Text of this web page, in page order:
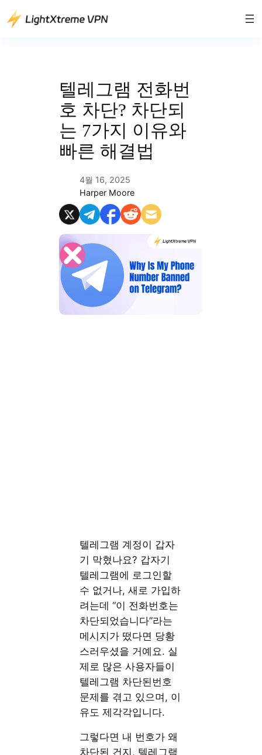
텐
텔레그램 전화번
호 차단? 차단되
는 7가지 이유와
빠른 해결법
4월 16, 2025
Harper Moore
텔레그램 계정이 갑자
기 막혔나요? 갑자기
텔레그램에 로그인할
수 없거나, 새로 가입하
려는데 “이 전화번호는
차단되었습니다”라는
메시지가 떴다면 당황
스러우셨을 거예요. 실
제로 많은 사용자들이
텔레그램 차단된번호
문제를 겪고 있으며, 이
유도 제각각입니다.
그렇다면 내 번호가 왜
차단된 건지, 텔레그램